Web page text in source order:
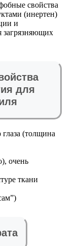
свойства
(инертен)
и
загрязняющих
для
(толщина
очень
ткани